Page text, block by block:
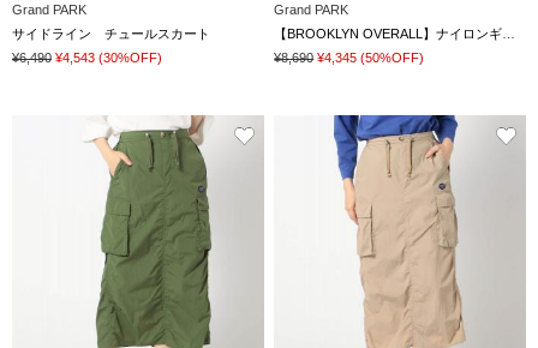
Grand PARK
サイドライン チュールスカート
¥6,490 ¥4,543 (30%OFF)
Grand PARK
¥8,690 ¥4,345 (50%OFF)